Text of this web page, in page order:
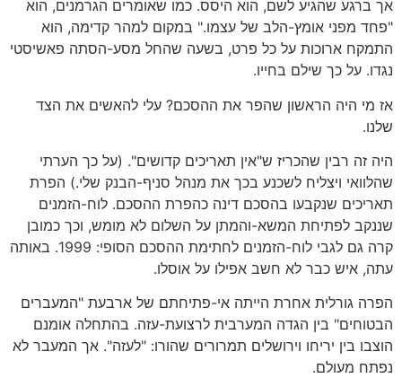
אך ברגע שהגיע לשם, הוא היסס. כמו שאומרים הגרמנים, הוא
"פחד מפני אומץ-הלב של עצמו." במקום למהר קדימה, הוא
התמקח ארוכות על כל פרט, בשעה שהחל מסע-הסתה פאשיסטי
נגדו. על כך שילם בחייו.
אז מי היה הראשון שהפר את ההסכם? עלי להאשים את הצד
שלנו.
היה זה רבין שהכריז ש"אין תאריכים קדושים". (על כך הערתי
שהלוואי ויצליח לשכנע בכך את מנהל סניף-הבנק שלי.) הפרת
תאריכים שנקבעו בהסכם דינה כהפרת ההסכם. לוח-הזמנים
שננקב לפתיחת המשא-והמתן על השלום לא מומש, וכך כמובן
קרה גם לגבי לוח-הזמנים לחתימת ההסכם הסופי: 1999. באותה
עתה, איש כבר לא חשב אפילו על אוסלו.
הפרה גורלית אחרת הייתה אי-פתיחתם של ארבעת "המעברים
הבטוחים" בין הגדה המערבית לרצועת-עזה. בהתחלה אומנם
הוצבו בין יריחו וירושלים תמרורים שהורו: "לעזה". אך המעבר לא
נפתח מעולם.